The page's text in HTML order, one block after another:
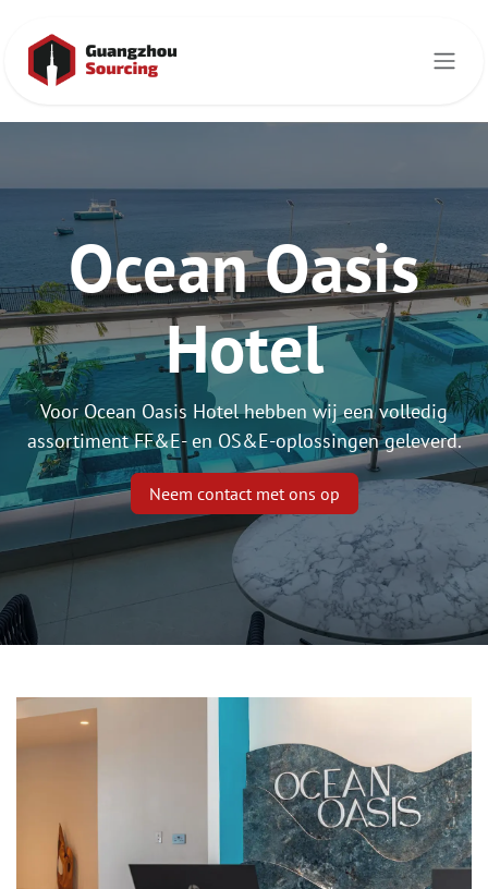
Ocean Oasis
Hotel
Voor Ocean Oasis Hotel hebben wij een volledig
assortiment FF&E- en OS&E-oplossingen geleverd.
Neem contact met ons op